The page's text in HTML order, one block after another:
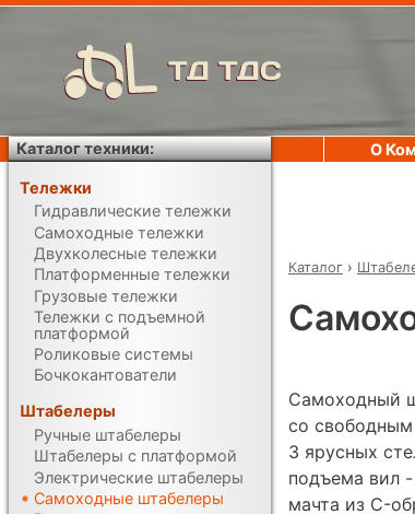
ТД ТДС
Каталог ›
Самоходный
со
3 ярусных
подъема вил -
мачта из C-
О
Каталог техники:
Тележки
Гидравлические тележки
Самоходные тележки
Двухколесные тележки
Платформенные тележки
Грузовые тележки
Тележки с подъемной
платформой
Роликовые системы
Бочкокантователи
Штабелеры
Ручные штабелеры
Штабелеры с платформой
Электрические штабелеры
Самоходные штабелеры